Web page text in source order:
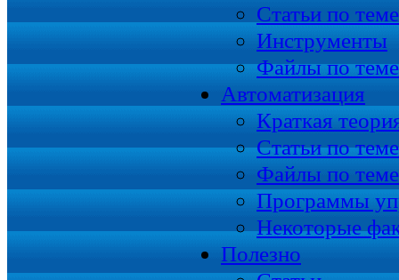
Статьи по
Инструменты
Файлы по теме
Автоматизация
Краткая
Статьи по теме
Файлы по теме
Программы
Некоторые
Полезно